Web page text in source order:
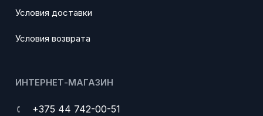
Условия доставки
Условия возврата
ИНТЕРНЕТ-МАГАЗИН
+375 44 742-00-51